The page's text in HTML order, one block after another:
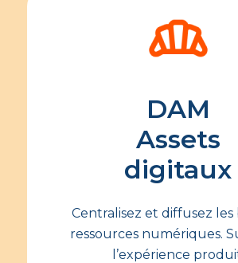
DAM
Assets
digitaux
Centralisez et diffusez les
ressources numériques.
l’expérience